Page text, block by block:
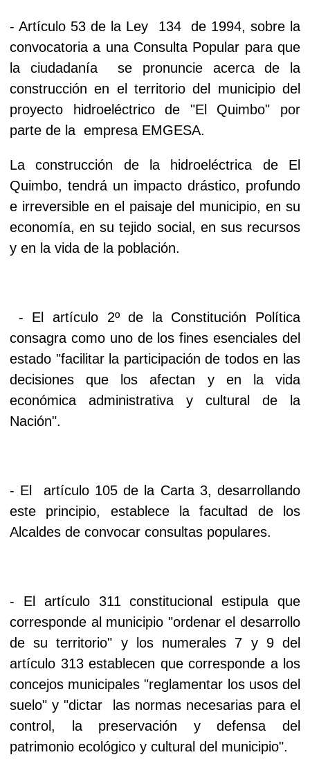
- Artículo 53 de la Ley 134 de 1994, sobre la
convocatoria a una Consulta Popular para que
la ciudadanía se pronuncie acerca de la
construcción en el territorio del municipio del
proyecto hidroeléctrico de "El Quimbo" por
parte de la empresa EMGESA.
La construcción de la hidroeléctrica de El
Quimbo, tendrá un impacto drástico, profundo
e irreversible en el paisaje del municipio, en su
economía, en su tejido social, en sus recursos
y en la vida de la población.
- El artículo 2º de la Constitución Política
consagra como uno de los fines esenciales del
estado "facilitar la participación de todos en las
decisiones que los afectan y en la vida
económica administrativa y cultural de la
Nación".
- El artículo 105 de la Carta 3, desarrollando
este principio, establece la facultad de los
Alcaldes de convocar consultas populares.
- El artículo 311 constitucional estipula que
corresponde al municipio "ordenar el desarrollo
de su territorio" y los numerales 7 y 9 del
artículo 313 establecen que corresponde a los
concejos municipales "reglamentar los usos del
suelo" y "dictar las normas necesarias para el
control, la preservación y defensa del
patrimonio ecológico y cultural del municipio".